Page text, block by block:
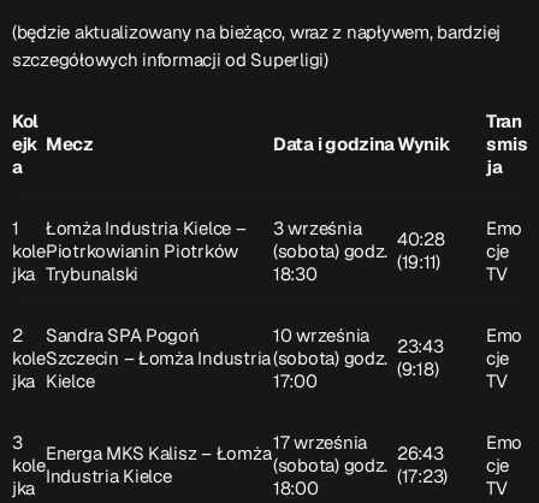
Upcoming shows
TOP CHART
(będzie aktualizowany na bieżąco, wraz z napływem, bardziej
szczegółowych informacji od Superligi)
Kol
ejk
a
Mecz Data i godzinaWynik
Tran
smis
ja
1
kole
jka
Łomża Industria Kielce –
Piotrkowianin Piotrków
Trybunalski
3 września
(sobota) godz.
18:30
40:28
(19:11)
Emo
cje
TV
2
kole
jka
Sandra SPA Pogoń
Szczecin – Łomża Industria
Kielce
10 września
(sobota) godz.
17:00
23:43
(9:18)
Emo
cje
TV
3
kole
jka
Energa MKS Kalisz – Łomża
Industria Kielce
17 września
(sobota) godz.
18:00
26:43
(17:23)
Emo
cje
TV